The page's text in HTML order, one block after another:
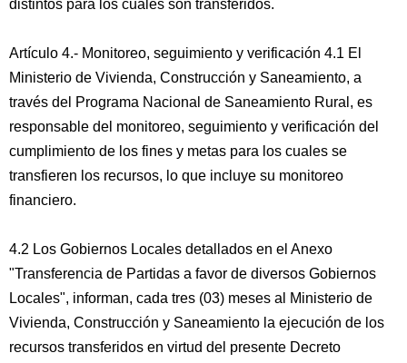
distintos para los cuales son transferidos.
Artículo 4.- Monitoreo, seguimiento y verificación 4.1 El
Ministerio de Vivienda, Construcción y Saneamiento, a
través del Programa Nacional de Saneamiento Rural, es
responsable del monitoreo, seguimiento y verificación del
cumplimiento de los fines y metas para los cuales se
transfieren los recursos, lo que incluye su monitoreo
financiero.
4.2 Los Gobiernos Locales detallados en el Anexo
"Transferencia de Partidas a favor de diversos Gobiernos
Locales", informan, cada tres (03) meses al Ministerio de
Vivienda, Construcción y Saneamiento la ejecución de los
recursos transferidos en virtud del presente Decreto